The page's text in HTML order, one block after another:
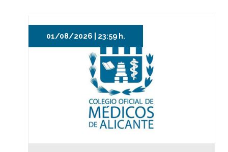
01/08/2026 | 23:59 h.